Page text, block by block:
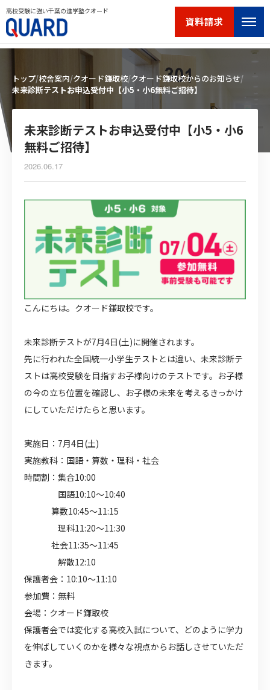
高校受験に強い千葉の進学塾クオード
資料請求
トップ 校舎案内 クオード鎌取校 クオード鎌取校からのお知らせ
未来診断テストお申込受付中【小5・小6無料ご招待】
未来診断テストお申込受付中【小5・小6
無料ご招待】
2026.06.17
こんにちは。クオード鎌取校です。
未来診断テストが7月4日(土)に開催されます。
先に行われた全国統一小学生テストとは違い、未来診断テ
ストは高校受験を目指すお子様向けのテストです。お子様
の今の立ち位置を確認し、お子様の未来を考えるきっかけ
にしていただけたらと思います。
実施日：7月4日(土)
実施教科：国語・算数・理科・社会
時間割：集合10:00
国語10:10～10:40
算数10:45～11:15
理科11:20～11:30
社会11:35～11:45
解散12:10
保護者会：10:10～11:10
参加費：無料
会場：クオード鎌取校
保護者会では変化する高校入試について、どのように学力
を伸ばしていくのかを様々な視点からお話しさせていただ
きます。